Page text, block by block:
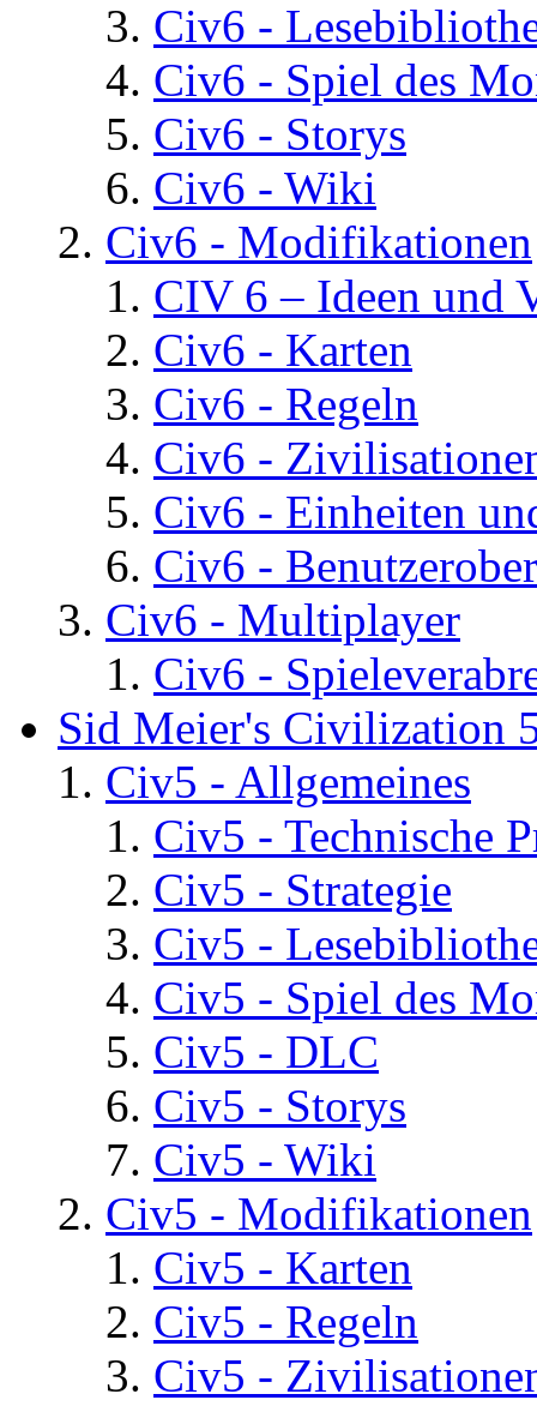
Civ6 -
Civ6 - Spiel des
Civ6 - Storys
Civ6 - Wiki
Civ6 - Modifikationen
CIV 6 – Ideen und
Civ6 - Karten
Civ6 - Regeln
Civ6 -
Civ6 - Einheiten
Civ6 -
Civ6 - Multiplayer
Civ6 -
Sid Meier's Civilization
Civ5 - Allgemeines
Civ5 - Technische
Civ5 - Strategie
Civ5 -
Civ5 - Spiel des
Civ5 - DLC
Civ5 - Storys
Civ5 - Wiki
Civ5 - Modifikationen
Civ5 - Karten
Civ5 - Regeln
Civ5 -